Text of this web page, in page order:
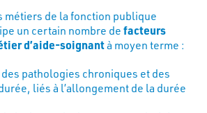
métiers de la fonction publique
un certain nombre defacteurs
d’aide-soignantà moyen terme :
des pathologies chroniques et des
liés à l’allongement de la durée